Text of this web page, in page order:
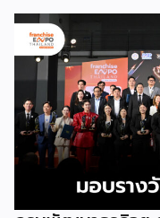
โจว” ซึ่งทรงคุณค่าเป็นยิ่
ประวัติศาสตร์การอพ
วัฒนธรรมอันรุ่มรวย
ชนเผ่าเหมียวไว้ได้อย่า
ถิ่นฐานในอดีตกาล เส้น
สูงชันและพงหนามรกร้า
พงไพร เหล่าผู้กล้าหาญ
อย่างไม่เกรงกลัวเพื่อถ
ได้จำลองท่วงท่าการกลิ้
ระบำลู่เซิงอันเป็นเอกลั
เหงื่อแรงกายของบรรพ